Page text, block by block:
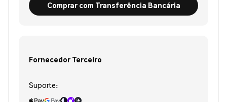
Comprar com Transferência Bancária
Fornecedor Terceiro
Suporte: